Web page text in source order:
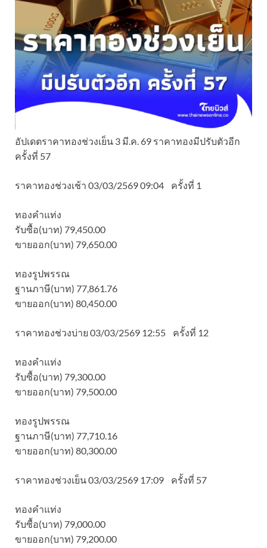
อัปเดตราคาทองช่วงเย็น 3 มี.ค. 69 ราคาทองมีปรับตัวอีก
ครั้งที่ 57
ราคาทองช่วงเช้า 03/03/2569 09:04 ครั้งที่ 1
ทองคำแท่ง
รับซื้อ(บาท) 79,450.00
ขายออก(บาท) 79,650.00
ทองรูปพรรณ
ฐานภาษี(บาท) 77,861.76
ขายออก(บาท) 80,450.00
ราคาทองช่วงบ่าย 03/03/2569 12:55 ครั้งที่ 12
ทองคำแท่ง
รับซื้อ(บาท) 79,300.00
ขายออก(บาท) 79,500.00
ทองรูปพรรณ
ฐานภาษี(บาท) 77,710.16
ขายออก(บาท) 80,300.00
ราคาทองช่วงเย็น 03/03/2569 17:09 ครั้งที่ 57
ทองคำแท่ง
รับซื้อ(บาท) 79,000.00
ขายออก(บาท) 79,200.00